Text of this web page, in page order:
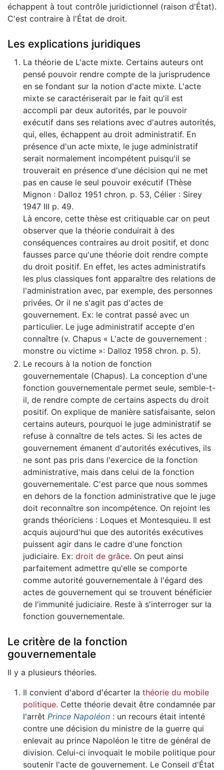
échappent à tout contrôle juridictionnel (raison d'État).
C'est contraire à l'État de droit.
Les explications juridiques
La théorie de L'acte mixte. Certains auteurs ont
pensé pouvoir rendre compte de la jurisprudence
en se fondant sur la notion d'acte mixte. L'acte
mixte se caractériserait par le fait qu'il est
accompli par deux autorités, par le pouvoir
exécutif dans ses relations avec d'autres autorités,
qui, elles, échappent au droit administratif. En
présence d'un acte mixte, le juge administratif
serait normalement incompétent puisqu'il se
trouverait en présence d'une décision qui ne met
pas en cause le seul pouvoir exécutif (Thèse
Mignon : Dalloz 1951 chron. p. 53, Célier : Sirey
1947 III p. 49.
Là encore, cette thèse est critiquable car on peut
observer que la théorie conduirait à des
conséquences contraires au droit positif, et donc
fausses parce qu'une théorie doit rendre compte
du droit positif. En effet, les actes administratifs
les plus classiques font apparaître des relations de
l'administration avec, par exemple, des personnes
privées. Or il ne s'agit pas d'actes de
gouvernement. Ex: le contrat passé avec un
particulier. Le juge administratif accepte d'en
connaître (v. Chapus « L'acte de gouvernement :
monstre ou victime »: Dalloz 1958 chron. p. 5).
Le recours à la notion de fonction
gouvernementale (Chapus). La conception d'une
fonction gouvernementale permet seule, semble-t-
il, de rendre compte de certains aspects du droit
positif. On explique de manière satisfaisante, selon
certains auteurs, pourquoi le juge administratif se
refuse à connaître de tels actes. Si les actes de
gouvernement émanent d'autorités exécutives, ils
ne sont pas pris dans l'exercice de la fonction
administrative, mais dans celui de la fonction
gouvernementale. C'est parce que nous sommes
en dehors de la fonction administrative que le juge
doit reconnaître son incompétence. On rejoint les
grands théoriciens : Loques et Montesquieu. Il est
acquis aujourd'hui que des autorités exécutives
puissent agir dans le cadre d'une fonction
judiciaire. Ex: droit de grâce. On peut ainsi
parfaitement admettre qu'elle se comporte
comme autorité gouvernementale à l'égard des
actes de gouvernement qui se trouvent bénéficier
de l'immunité judiciaire. Reste à s'interroger sur la
fonction gouvernementale.
Le critère de la fonction
gouvernementale
Il y a plusieurs théories.
Il convient d'abord d'écarter la théorie du mobile
politique. Cette théorie devait être condamnée par
l'arrêt Prince Napoléon: un recours était intenté
contre une décision du ministre de la guerre qui
enlevait au prince Napoléon le titre de général de
division. Celui-ci invoquait le mobile politique pour
soutenir l'acte de gouvernement. Le Conseil d'État